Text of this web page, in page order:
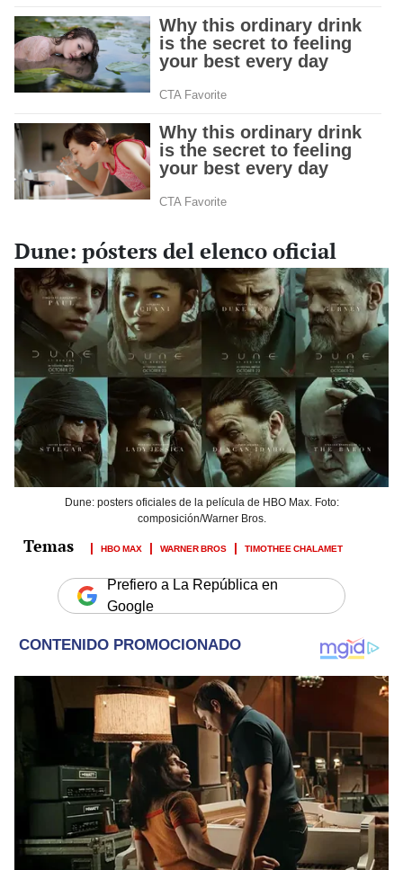
Dune: pósters del elenco oficial
Dune: posters oficiales de la película de HBO Max. Foto:
composición/Warner Bros.
HBO MAX WARNER BROS TIMOTHEE CHALAMET
Prefiero a La República en
Google